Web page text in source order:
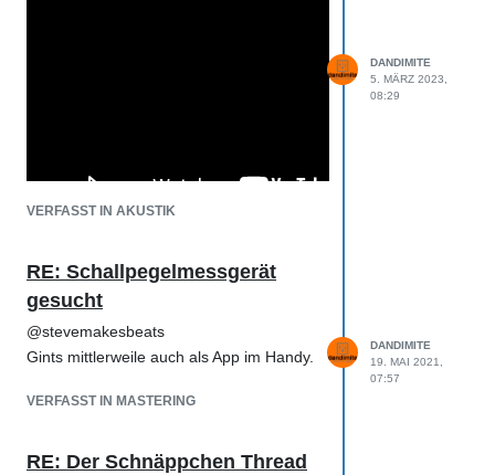
VERFASST IN AKUSTIK
DANDIMITE
5. MÄRZ 2023,
08:29
RE: Schallpegelmessgerät
gesucht
@stevemakesbeats
Gints mittlerweile auch als App im Handy.
VERFASST IN MASTERING
DANDIMITE
19. MAI 2021,
07:57
RE: Der Schnäppchen Thread